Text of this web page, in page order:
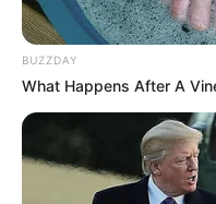
Depois de passar
fazer 3 ou 4
baixo tão
base do segundo
Assim que
BUZZDAY
What Happens After A